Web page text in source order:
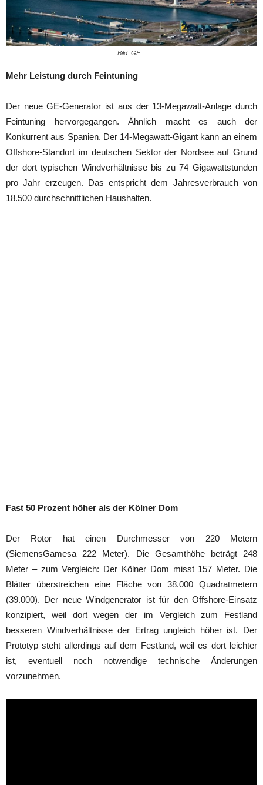
Bild: GE
Mehr Leistung durch Feintuning
Der neue GE-Generator ist aus der 13-Megawatt-Anlage durch
Feintuning hervorgegangen. Ähnlich macht es auch der
Konkurrent aus Spanien. Der 14-Megawatt-Gigant kann an einem
Offshore-Standort im deutschen Sektor der Nordsee auf Grund
der dort typischen Windverhältnisse bis zu 74 Gigawattstunden
pro Jahr erzeugen. Das entspricht dem Jahresverbrauch von
18.500 durchschnittlichen Haushalten.
Fast 50 Prozent höher als der Kölner Dom
Der Rotor hat einen Durchmesser von 220 Metern
(SiemensGamesa 222 Meter). Die Gesamthöhe beträgt 248
Meter – zum Vergleich: Der Kölner Dom misst 157 Meter. Die
Blätter überstreichen eine Fläche von 38.000 Quadratmetern
(39.000). Der neue Windgenerator ist für den Offshore-Einsatz
konzipiert, weil dort wegen der im Vergleich zum Festland
besseren Windverhältnisse der Ertrag ungleich höher ist. Der
Prototyp steht allerdings auf dem Festland, weil es dort leichter
ist, eventuell noch notwendige technische Änderungen
vorzunehmen.